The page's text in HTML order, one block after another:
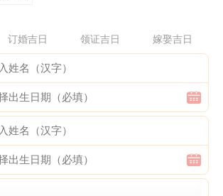
订婚吉日 领证吉日 嫁娶吉日